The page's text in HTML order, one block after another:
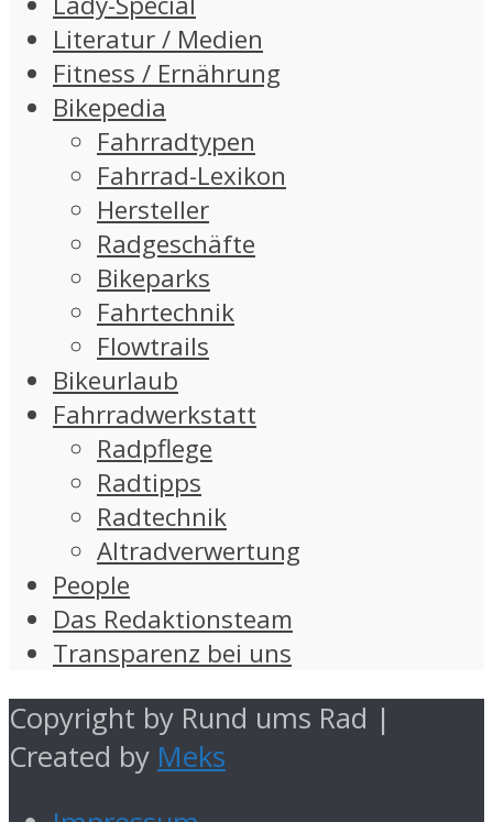
Literatur / Medien
Fitness / Ernährung
Bikepedia
Fahrradtypen
Fahrrad-Lexikon
Hersteller
Radgeschäfte
Bikeparks
Fahrtechnik
Flowtrails
Bikeurlaub
Fahrradwerkstatt
Radpflege
Radtipps
Radtechnik
Altradverwertung
People
Das Redaktionsteam
Transparenz bei uns
Copyright by Rund ums Rad |
Created by Meks